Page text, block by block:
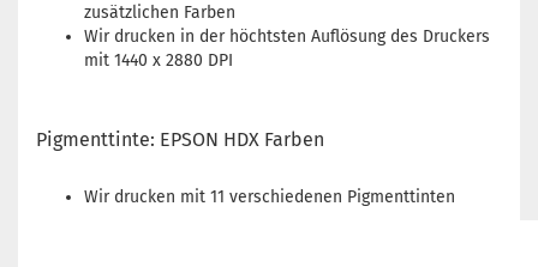
zusätzlichen Farben
Wir drucken in der höchtsten Auflösung des Druckers
mit 1440 x 2880 DPI
Pigmenttinte: EPSON HDX Farben
Wir drucken mit 11 verschiedenen Pigmenttinten